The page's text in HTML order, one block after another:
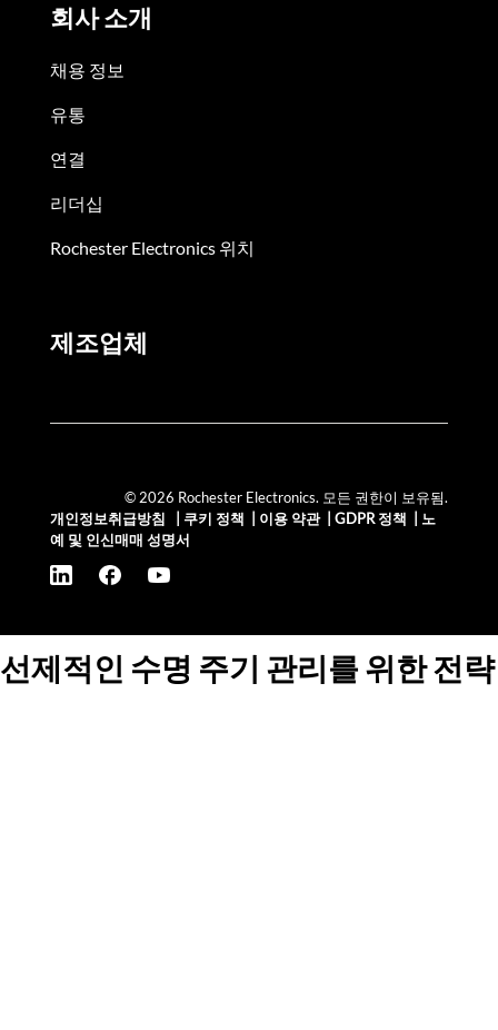
회사 소개
채용 정보
유통
연결
리더십
Rochester Electronics 위치
제조업체
© 2026 Rochester Electronics. 모든 권한이 보유됨.
개인정보취급방침
쿠키 정책 이용 약관| GDPR 정책
노
예 및 인신매매 성명서
선제적인 수명 주기 관리를 위한 전략